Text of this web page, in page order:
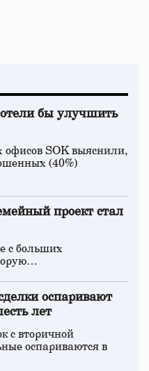
бы улучшить
офисов SOK выяснили,
(40%)
проект стал
с больших
оспаривают
лет
с вторичной
оспариваются в